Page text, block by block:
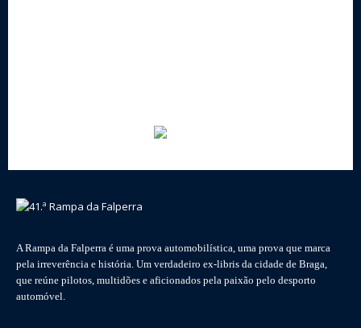
A Rampa da Falperra é uma prova automobilística, uma prova que marca
pela irreverência e história. Um verdadeiro ex-libris da cidade de Braga,
que reúne pilotos, multidões e aficionados pela paixão pelo desporto
automóvel.